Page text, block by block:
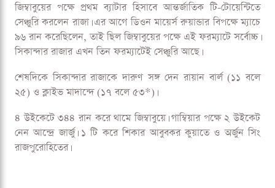
জিম্বাবুয়ের পক্ষে প্রথম ব্যাটার হিসাবে আন্তর্জাতিক টি-টোয়েন্টিতে
সেঞ্চুরি করলেন রাজা। এর আগে ডিওন মায়ের্স রুয়ান্ডার বিপক্ষে ম্যাচে
৯৬ রান করেছিলেন, তাই ছিল জিম্বাবুয়ের পক্ষে এই ফরম্যাটে সর্বোচ্চ।
সিকান্দার রাজার এখন তিন ফরম্যাটেই সেঞ্চুরি আছে।
শেষদিকে সিকান্দার রাজাকে দারুণ সঙ্গ দেন রায়ান বার্ল (১১ বলে
২৫) ও ক্লাইভ মাদান্দে (১৭ বলে ৫৩*)।
৪ উইকেটে ৩৪৪ রান করে থামে জিম্বাবুয়ে। গাম্বিয়ার পক্ষে ২ উইকেট
নেন আন্দ্রে জার্জু। ১ টি করে শিকার আবুবকর কুয়াতে ও অর্জুন সিং
রাজপুরোহিতের।